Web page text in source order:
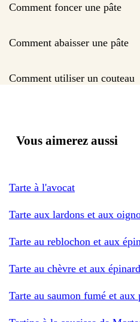
Comment foncer une pâte
Comment abaisser une pâte
Comment utiliser un couteau
Vous aimerez aussi
Tarte à l'avocat
Tarte aux lardons et aux
Tarte au reblochon et aux
Tarte au chèvre et aux
Tarte au saumon fumé et aux